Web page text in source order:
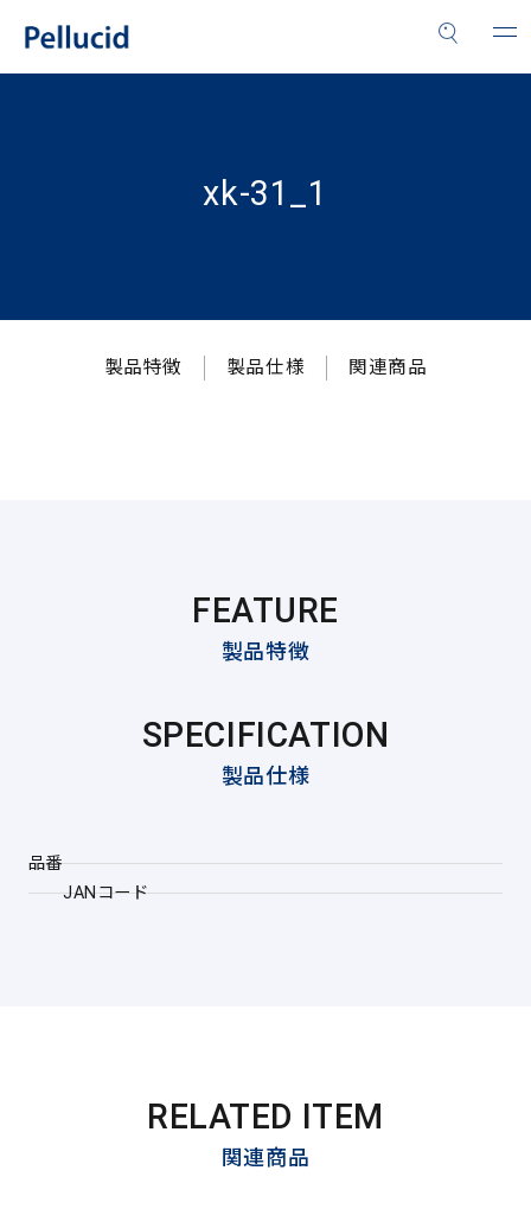
xk-31_1
製品特徴 製品仕様 関連商品
FEATURE
製品特徴
SPECIFICATION
製品仕様
品番
JANコード
RELATED ITEM
関連商品